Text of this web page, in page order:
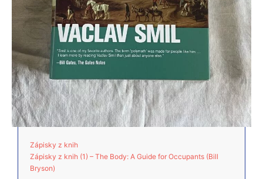
Zápisky z knih
Zápisky z knih (1) – The Body: A Guide for Occupants (Bill
Bryson)